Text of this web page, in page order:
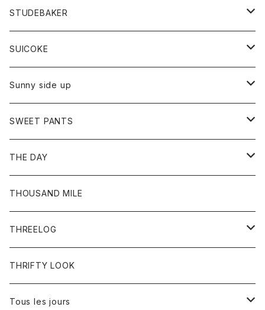
Tシャツ
バック
カーディガン
ショートパンツ
パンツ
レディース
カットソー
カーディガン
ワンピース
コート
カットソー
ボトム
パンツ
オーバーオール
財布
バッグ
STUDEBAKER
アクセサリー
ブレスレット
リング
SUICOKE
ブーツ
サンダル
Sunny side up
アウター
Ｇジャン
ボトム
ジーンズ
SWEET PANTS
ボトム
ショートパンツ
THE DAY
トップス
Tシャツ
THOUSAND MILE
THREELOG
トップス
Tシャツ
THRIFTY LOOK
Tous les jours